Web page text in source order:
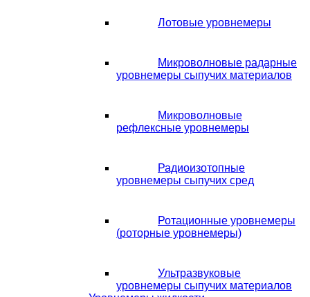
Лотовые уровнемеры
Микроволновые радарные
уровнемеры сыпучих материалов
Микроволновые
рефлексные уровнемеры
Радиоизотопные
уровнемеры сыпучих сред
Ротационные уровнемеры
(роторные уровнемеры)
Ультразвуковые
уровнемеры сыпучих материалов